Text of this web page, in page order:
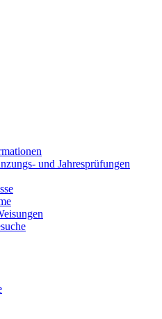
und Jahresprüfungen